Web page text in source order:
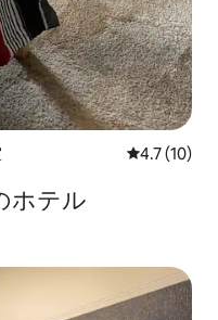
レビュー10
4.7 (10)
ホ⁠テ⁠ル